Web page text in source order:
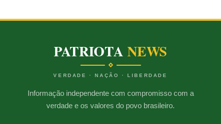
PATRIOTANEWS
VERDADE · NAÇÃO · LIBERDADE
Informação independente com compromisso com a
verdade e os valores do povo brasileiro.